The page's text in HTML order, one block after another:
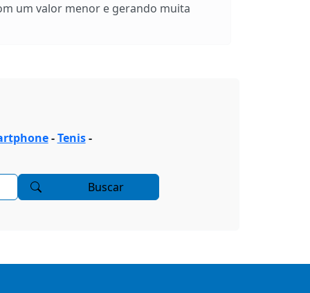
um valor menor e gerando muita
-Tenis-
Buscar